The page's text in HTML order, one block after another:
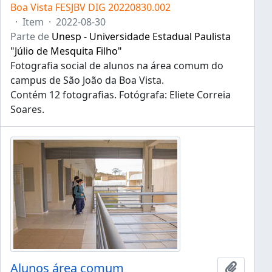
Boa Vista FESJBV DIG 20220830.002
· Item · 2022-08-30
Parte de Unesp - Universidade Estadual Paulista
"Júlio de Mesquita Filho"
Fotografia social de alunos na área comum do
campus de São João da Boa Vista.
Contém 12 fotografias. Fotógrafa: Eliete Correia
Soares.
Alunos área comum